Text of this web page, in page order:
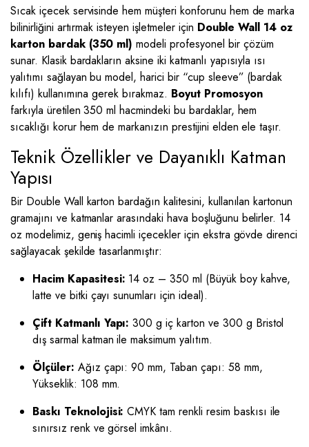
Sıcak içecek servisinde hem müşteri konforunu hem de marka
bilinirliğini artırmak isteyen işletmeler için Double Wall 14 oz
karton bardak (350 ml) modeli profesyonel bir çözüm
sunar. Klasik bardakların aksine iki katmanlı yapısıyla ısı
yalıtımı sağlayan bu model, harici bir “cup sleeve” (bardak
kılıfı) kullanımına gerek bırakmaz. Boyut Promosyon
farkıyla üretilen 350 ml hacmindeki bu bardaklar, hem
sıcaklığı korur hem de markanızın prestijini elden ele taşır.
Teknik Özellikler ve Dayanıklı Katman
Yapısı
Bir Double Wall karton bardağın kalitesini, kullanılan kartonun
gramajını ve katmanlar arasındaki hava boşluğunu belirler. 14
oz modelimiz, geniş hacimli içecekler için ekstra gövde direnci
sağlayacak şekilde tasarlanmıştır:
Hacim Kapasitesi: 14 oz – 350 ml (Büyük boy kahve,
latte ve bitki çayı sunumları için ideal).
Çift Katmanlı Yapı: 300 g iç karton ve 300 g Bristol
dış sarmal katman ile maksimum yalıtım.
Ölçüler: Ağız çapı: 90 mm, Taban çapı: 58 mm,
Yükseklik: 108 mm.
Baskı Teknolojisi: CMYK tam renkli resim baskısı ile
sınırsız renk ve görsel imkânı.